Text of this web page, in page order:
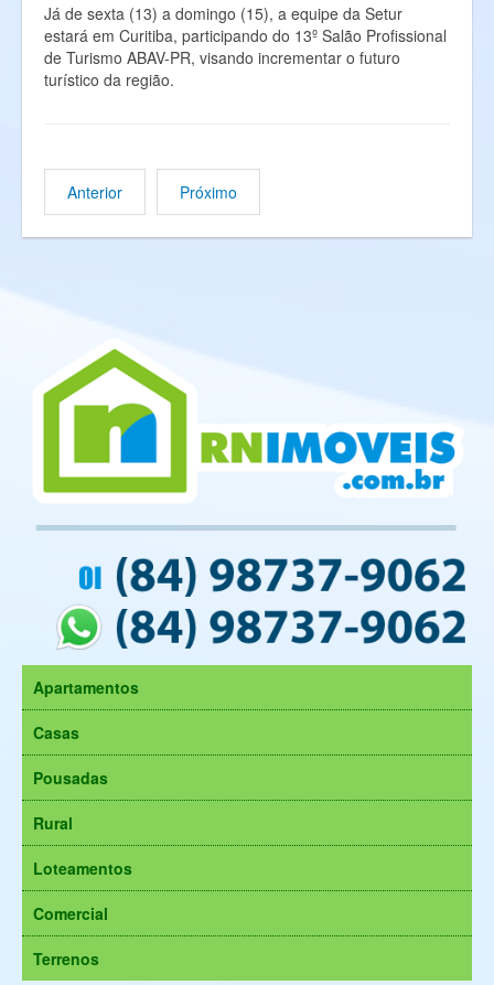
Já de sexta (13) a domingo (15), a equipe da Setur
estará em Curitiba, participando do 13º Salão Profissional
de Turismo ABAV-PR, visando incrementar o futuro
turístico da região.
Anterior Próximo
Apartamentos
Casas
Pousadas
Rural
Loteamentos
Comercial
Terrenos